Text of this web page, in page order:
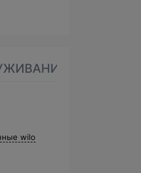
wilo